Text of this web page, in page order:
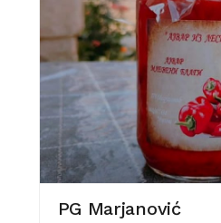
PG Marjanović